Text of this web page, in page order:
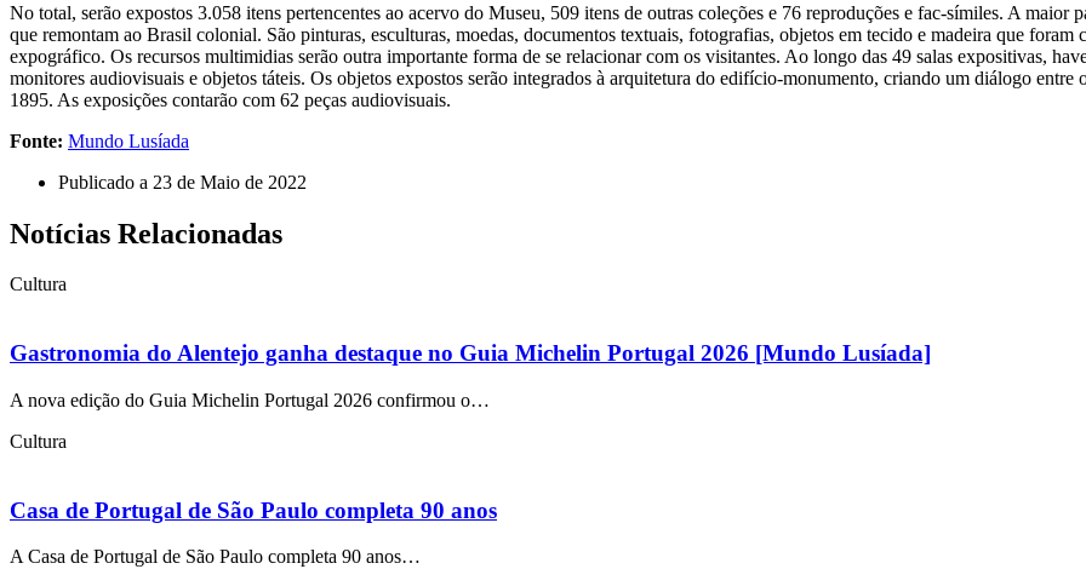
No total, serão expostos 3.058 itens pertencentes ao acervo do Museu, 509 itens de outras coleções e 76 reproduções e fac-símiles. A maior
que remontam ao Brasil colonial. São pinturas, esculturas, moedas, documentos textuais, fotografias, objetos em tecido e madeira que foram
expográfico. Os recursos multimidias serão outra importante forma de se relacionar com os visitantes. Ao longo das 49 salas expositivas,
monitores audiovisuais e objetos táteis. Os objetos expostos serão integrados à arquitetura do edifício-monumento, criando um diálogo entre
1895. As exposições contarão com 62 peças audiovisuais.
Fonte: Mundo Lusíada
Publicado a 23 de Maio de 2022
Notícias Relacionadas
Cultura
Gastronomia do Alentejo ganha destaque no Guia Michelin Portugal 2026 [Mundo Lusíada]
A nova edição do Guia Michelin Portugal 2026 confirmou o…
Cultura
Casa de Portugal de São Paulo completa 90 anos
A Casa de Portugal de São Paulo completa 90 anos…